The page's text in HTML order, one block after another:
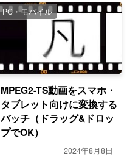
PC・モバイル
MPEG2-TS動画をスマホ・
タブレット向けに変換する
バッチ（ドラッグ&ドロッ
プでOK）
2024年8月8日